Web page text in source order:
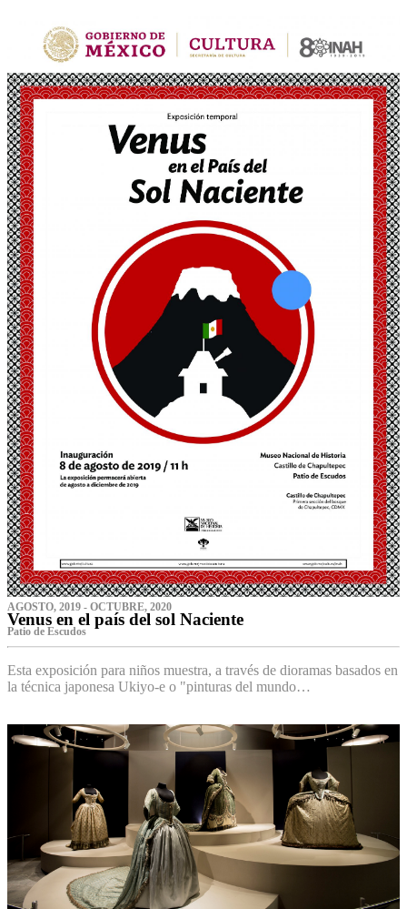
AGOSTO, 2019 - OCTUBRE, 2020
Venus en el país del sol Naciente
P‌atio de Escudos
Esta exposición para niños muestra, a través de dioramas basados en
la técnica japonesa Ukiyo-e o "pinturas del mundo…